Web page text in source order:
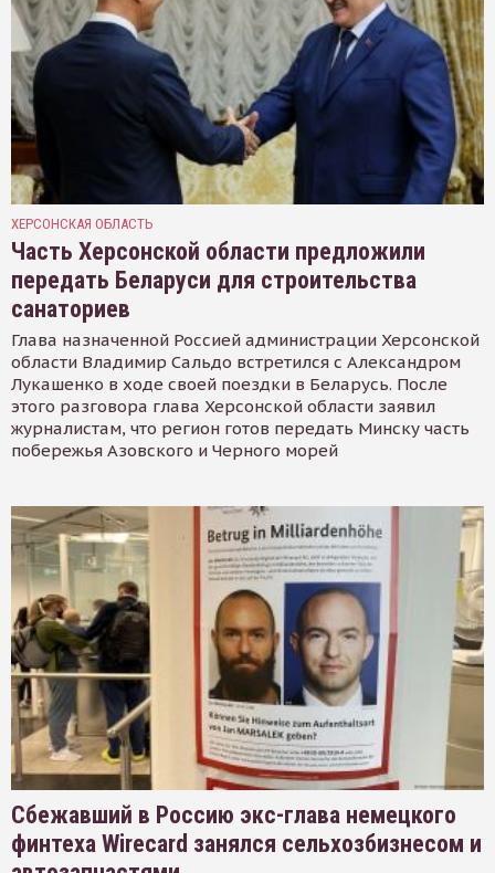
ХЕРСОНСКАЯ ОБЛАСТЬ
Часть Херсонской области предложили
передать Беларуси для строительства
санаториев
Глава назначенной Россией администрации Херсонской
области Владимир Сальдо встретился с Александром
Лукашенко в ходе своей поездки в Беларусь. После
этого разговора глава Херсонской области заявил
журналистам, что регион готов передать Минску часть
побережья Азовского и Черного морей
Сбежавший в Россию экс-глава немецкого
финтеха Wirecard занялся сельхозбизнесом и